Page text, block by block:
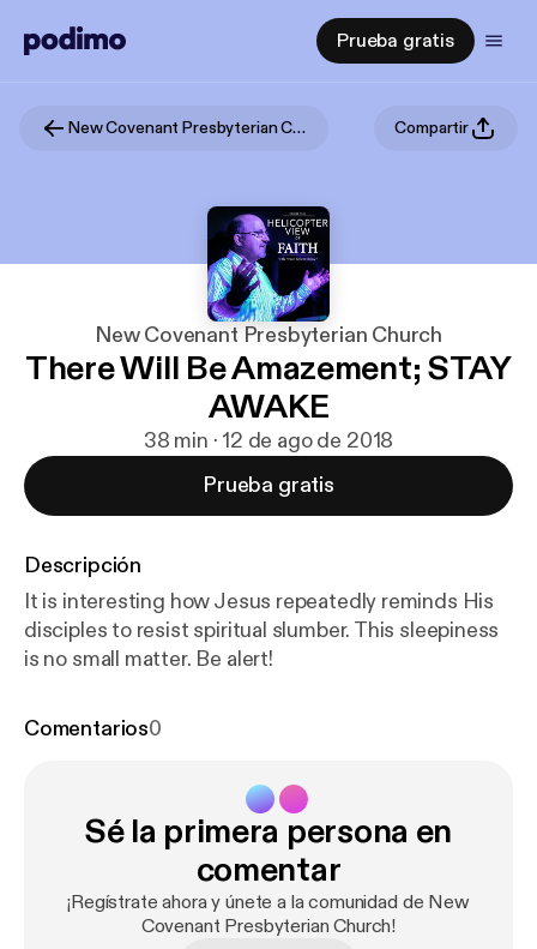
Prueba gratis
New Covenant Presbyterian Church Compartir
New Covenant Presbyterian Church
There Will Be Amazement; STAY
AWAKE
38 min · 12 de ago de 2018
Prueba gratis
Descripción
It is interesting how Jesus repeatedly reminds His
disciples to resist spiritual slumber. This sleepiness
is no small matter. Be alert!
Comentarios0
Sé la primera persona en
comentar
¡Regístrate ahora y únete a la comunidad de New
Covenant Presbyterian Church!